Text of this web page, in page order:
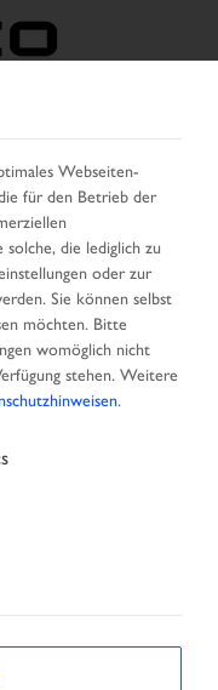
SPRACHE ÄNDERN
Webseiten-
für den Betrieb der
die lediglich zu
oder zur
Sie können selbst
möchten. Bitte
womöglich nicht
stehen. Weitere
.